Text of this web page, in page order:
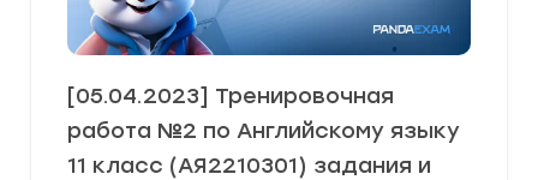
[05.04.2023] Тренировочная
работа №2 по Английскому языку
11 класс (АЯ2210301) задания и